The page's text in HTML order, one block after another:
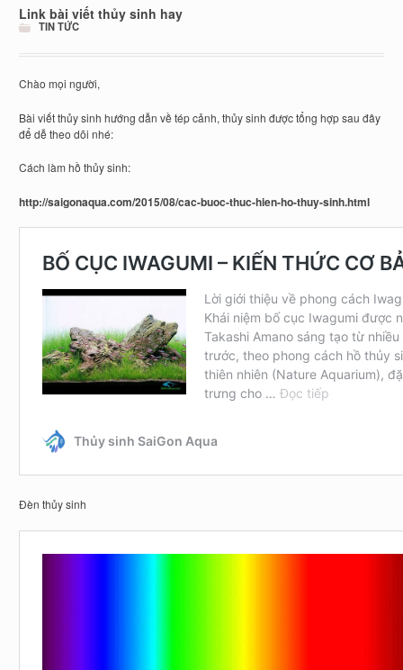
Link bài viết thủy sinh hay
TIN TỨC
Chào mọi người,
Bài viết thủy sinh hướng dẫn về tép cảnh, thủy sinh được tổng hợp sau đây
để dễ theo dõi nhé:
Cách làm hồ thủy sinh:
http://saigonaqua.com/2015/08/cac-buoc-thuc-hien-ho-thuy-sinh.html
Đèn thủy sinh